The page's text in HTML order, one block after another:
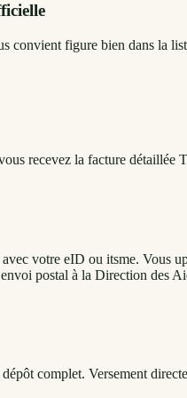
convient figure bien dans la
recevez la facture
votre eID ou itsme. Vous
postal à la Direction des
complet. Versement